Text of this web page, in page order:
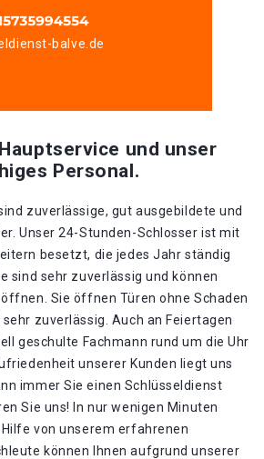
balve.de
und unser
Personal.
zuverlässige, gut ausgebildete und
Unser 24-Stunden-Schlosser ist mit
besetzt, die jedes Jahr ständig
sind sehr zuverlässig und können
Sie öffnen Türen ohne Schaden
zuverlässig. Auch an Feiertagen
geschulte Fachmann rund um die Uhr
unserer Kunden liegt uns
immer Sie einen Schlüsseldienst
Sie uns! In nur wenigen Minuten
von unserem erfahrenen
können Ihnen aufgrund unserer